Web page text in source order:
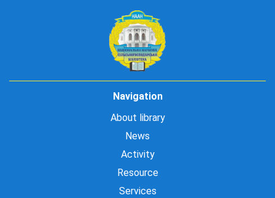
Navigation
About library
News
Activity
Resource
Services